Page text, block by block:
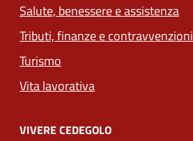
Salute, benessere e assistenza
Tributi, finanze e contravvenzioni
Turismo
Vita lavorativa
VIVERE CEDEGOLO